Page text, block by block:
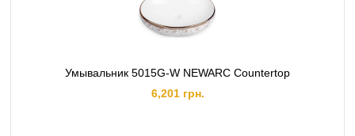
Умывальник 5015G-W NEWARC Countertop
6,201 грн.